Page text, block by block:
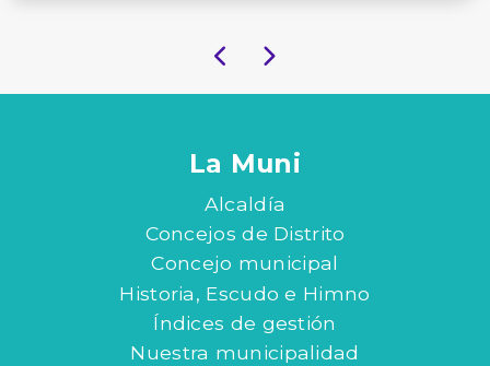
La Muni
Alcaldía
Concejos de Distrito
Concejo municipal
Historia, Escudo e Himno
Índices de gestión
Nuestra municipalidad